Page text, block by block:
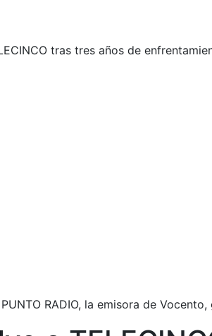
tras tres años de
RADIO, la emisora de